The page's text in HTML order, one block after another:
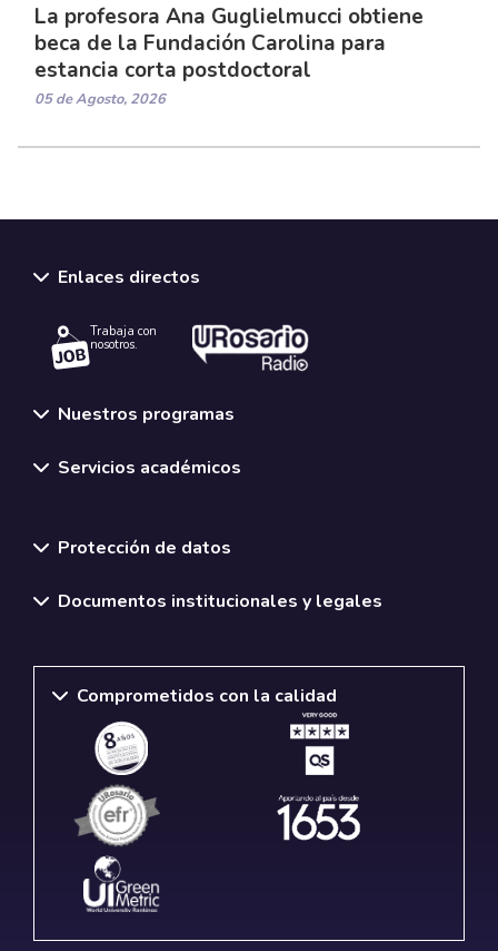
La profesora Ana Guglielmucci obtiene
beca de la Fundación Carolina para
estancia corta postdoctoral
05 de Agosto, 2026
Enlaces directos
Trabaja con
nosotros.
Nuestros programas
Servicios académicos
Protección de datos
Documentos institucionales y legales
Comprometidos con la calidad